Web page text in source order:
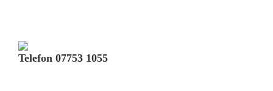
Telefon 07753 1055